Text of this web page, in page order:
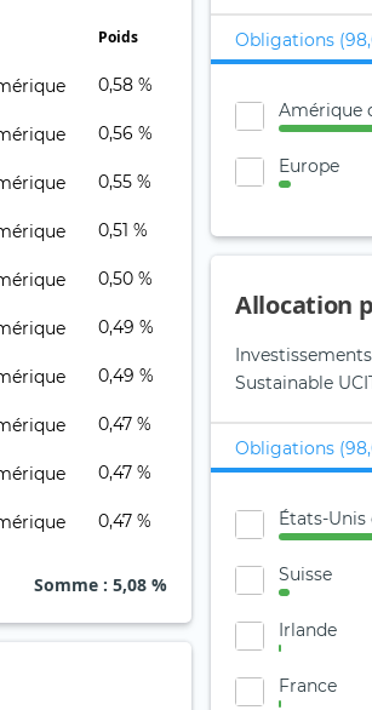
Poids
0,58 %
0,56 %
0,55 %
0,51 %
0,50 %
0,49 %
0,49 %
0,47 %
0,47 %
0,47 %
Somme : 5,08 %
Obligations
Amérique
Europe
Allocation
Sustainable
Obligations
États-
Suisse
Irlande
France